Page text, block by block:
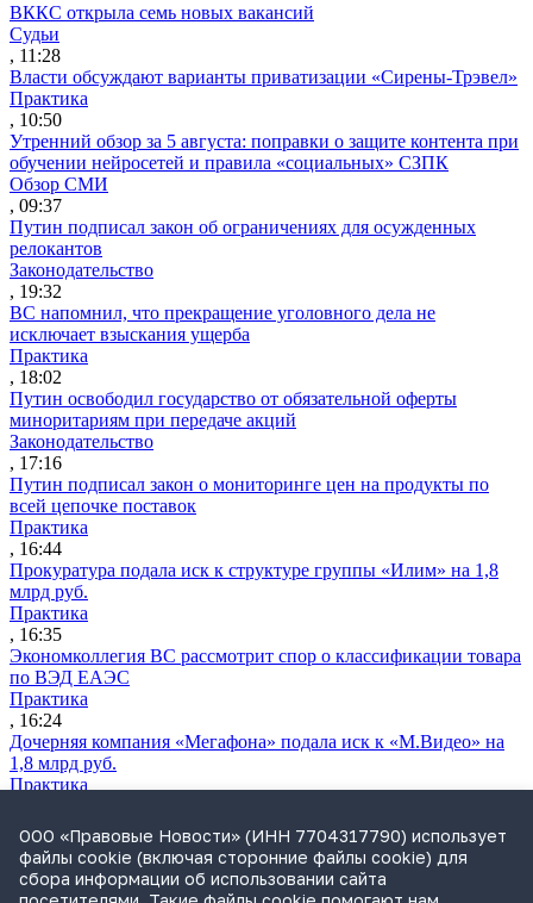
ВККС открыла семь новых вакансий
Судьи
, 11:28
Власти обсуждают варианты приватизации «Сирены-Трэвел»
Практика
, 10:50
Утренний обзор за 5 августа: поправки о защите контента при
обучении нейросетей и правила «социальных» СЗПК
Обзор СМИ
, 09:37
Путин подписал закон об ограничениях для осужденных
релокантов
Законодательство
, 19:32
ВС напомнил, что прекращение уголовного дела не
исключает взыскания ущерба
Практика
, 18:02
Путин освободил государство от обязательной оферты
миноритариям при передаче акций
Законодательство
, 17:16
Путин подписал закон о мониторинге цен на продукты по
всей цепочке поставок
Практика
, 16:44
Прокуратура подала иск к структуре группы «Илим» на 1,8
млрд руб.
Практика
, 16:35
Экономколлегия ВС рассмотрит спор о классификации товара
по ВЭД ЕАЭС
Практика
, 16:24
Дочерняя компания «Мегафона» подала иск к «М.Видео» на
1,8 млрд руб.
Практика
СИП проверит отмену патента на систему управления
устройствами после возражений «Яндекса»
Практика
, 15:17
ООО «Правовые Новости» (ИНН 7704317790) использует
файлы cookie (включая сторонние файлы cookie) для
сбора информации об использовании сайта